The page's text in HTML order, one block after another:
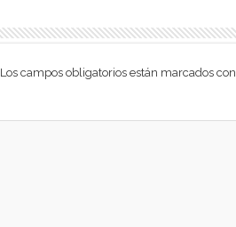
Los campos obligatorios están marcados con